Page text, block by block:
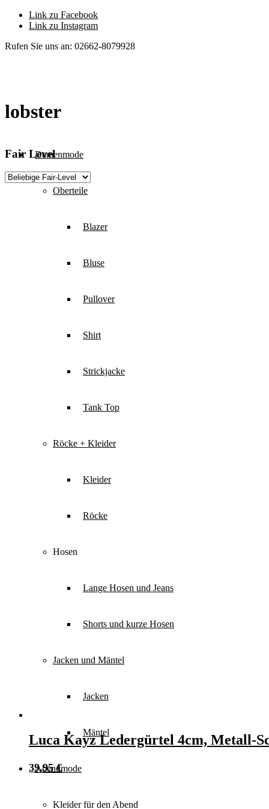
Link zu Facebook
Link zu Instagram
Rufen Sie uns an: 02662-8079928
Damenmode
Oberteile
Blazer
Bluse
Pullover
Shirt
Strickjacke
Tank Top
Röcke + Kleider
Kleider
Röcke
Hosen
Lange Hosen und Jeans
Shorts und kurze Hosen
Jacken und Mäntel
Jacken
Mäntel
Abendmode
Kleider für den Abend
lobster
Fair Level
Luca Kayz Ledergürtel 4cm, Metall-
39,95€